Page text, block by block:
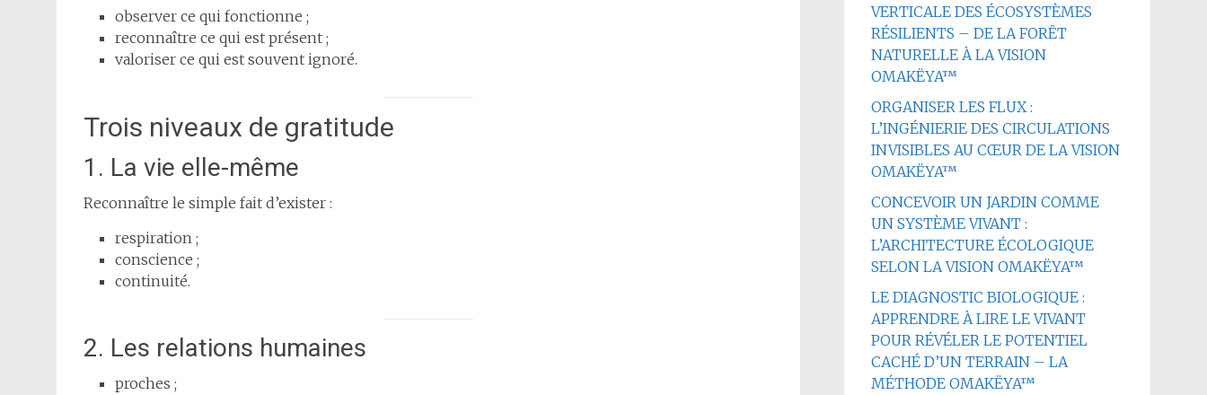
observer ce qui fonctionne ;
reconnaître ce qui est présent ;
valoriser ce qui est souvent ignoré.
Trois niveaux de gratitude
1. La vie elle-même
Reconnaître le simple fait d’exister :
respiration ;
conscience ;
continuité.
2. Les relations humaines
proches ;
VERTICALE DES ÉCOSYSTÈMES
RÉSILIENTS – DE LA FORÊT
NATURELLE À LA VISION
OMAKËYA™
ORGANISER LES FLUX :
L’INGÉNIERIE DES CIRCULATIONS
INVISIBLES AU CŒUR DE LA VISION
OMAKËYA™
CONCEVOIR UN JARDIN COMME
UN SYSTÈME VIVANT :
L’ARCHITECTURE ÉCOLOGIQUE
SELON LA VISION OMAKËYA™
LE DIAGNOSTIC BIOLOGIQUE :
APPRENDRE À LIRE LE VIVANT
POUR RÉVÉLER LE POTENTIEL
CACHÉ D’UN TERRAIN – LA
MÉTHODE OMAKËYA™